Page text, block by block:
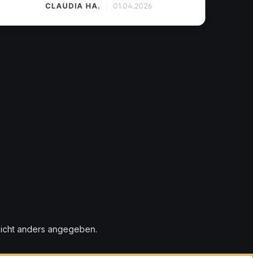
CLAUDIA HA. 01.04.2026
anders angegeben.